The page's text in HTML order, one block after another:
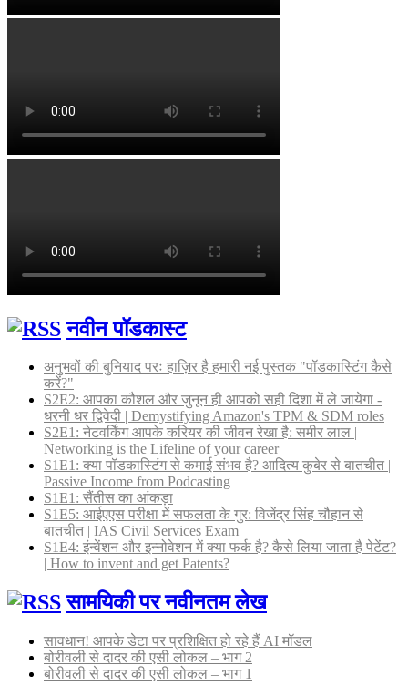
नवीन पॉडकास्ट
अनुभवों की बुनियाद परः हाज़िर है हमारी नई पुस्तक "पॉडकास्टिंग कैसे
करें?"
S2E2: आपका कौशल और जुनून ही आपको सही दिशा में ले जायेगा -
धरनी धर द्विवेदी | Demystifying Amazon's TPM & SDM roles
S2E1: नेटवर्किंग आपके करियर की जीवन रेखा है: समीर लाल |
Networking is the Lifeline of your career
S1E1: क्या पॉडकास्टिंग से कमाई संभव है? आदित्य कुबेर से बातचीत |
Passive Income from Podcasting
S1E1: सैंतीस का आंकड़ा
S1E5: आईएएस परीक्षा में सफलता के गुर: विजेंद्र सिंह चौहान से
बातचीत | IAS Civil Services Exam
S1E4: इंन्वेंशन और इन्नोवेशन में क्या फर्क है? कैसे लिया जाता है पेटेंट?
| How to invent and get Patents?
सामयिकी पर नवीनतम लेख
सावधान! आपके डेटा पर प्रशिक्षित हो रहे हैं AI मॉडल
बोरीवली से दादर की एसी लोकल – भाग 2
बोरीवली से दादर की एसी लोकल – भाग 1